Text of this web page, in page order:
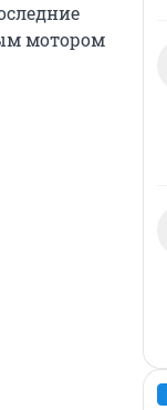
мотором